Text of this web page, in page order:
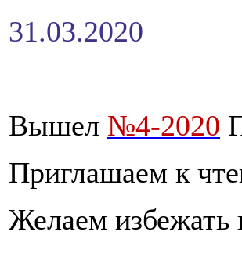
31.03.2020
Вышел №4-2020
Приглашаем к
Желаем избежать